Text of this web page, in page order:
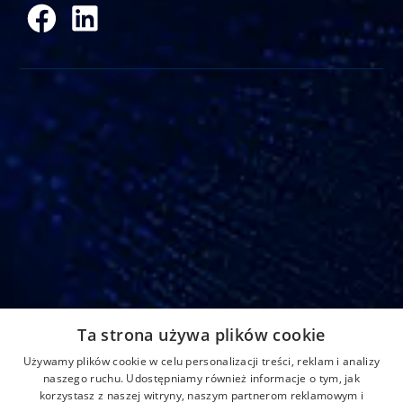
Strefowa 22, 43-109 Tychy, Polska
Home
O nas
Aktualności
Produkty
Kontakt
Formularz reklamacji
Ta strona używa plików cookie
Używamy plików cookie w celu personalizacji treści, reklam i analizy
naszego ruchu. Udostępniamy również informacje o tym, jak
korzystasz z naszej witryny, naszym partnerom reklamowym i